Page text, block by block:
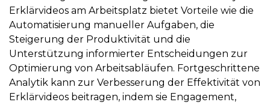
Erklärvideos am Arbeitsplatz bietet Vorteile wie die
Automatisierung manueller Aufgaben, die
Steigerung der Produktivität und die
Unterstützung informierter Entscheidungen zur
Optimierung von Arbeitsabläufen. Fortgeschrittene
Analytik kann zur Verbesserung der Effektivität von
Erklärvideos beitragen, indem sie Engagement,